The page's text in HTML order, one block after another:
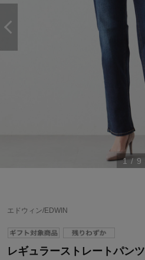
1 / 9
エドウィン/EDWIN
レギュラーストレートパンツ
ベルメゾン・ポイントについて